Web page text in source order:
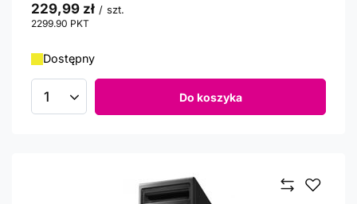
229,99 zł / szt.
2299.90 PKT
Dostępny
Ilość produktów Do koszyka